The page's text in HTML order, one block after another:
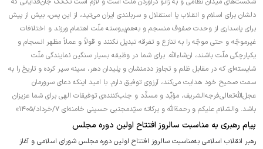
دلشان برای اسلام و انقلاب یا استقلال و سربلندی ایران می‌تپد، از این پس، بیش از پیش
برای پاسداری از وحدت صفوف منسجم و به‌هم‌پیوسته ملّت اهتمام ورزند و اختلافات
غیرموجّه و حتی موجّه را به تنازع و تفرقه تبدیل نکنند و قولاً و عملاً مظهر انسجام و
یکپارچگی ملّت باشند، ان‌شاءالله. برای شما در وظیفه بسیار سنگین نمایندگی ملّت
شایسته‌ای که در مقابل ظلم و تجاوز ددمنشان و پلیدان دهر، سینه سپر کرده و تاریخ را به
سمت صحیح خود هدایت می‌کند، آرزوی توفیق دارم. با امید اینکه دعای سرورمان
عجل‌الله‌تعالی‌فرجه‌الشریف، مؤیِّد و مسدِّد و جلب‌کننده‌ی توفیقات الهی برای شما عزیزان
باشد. والسّلام علیکم و رحمةالله و برکاته سیّدمجتبی حسینی خامنه‌ای ۷/خرداد/۱۴۰۵»
پیام رهبری به مناسبت سالروز افتتاح اولین دوره مجلس
رهبر انقلاب اسلامی به‌مناسبت سالروز افتتاح اولین دوره مجلس شورای اسلامی و آغاز